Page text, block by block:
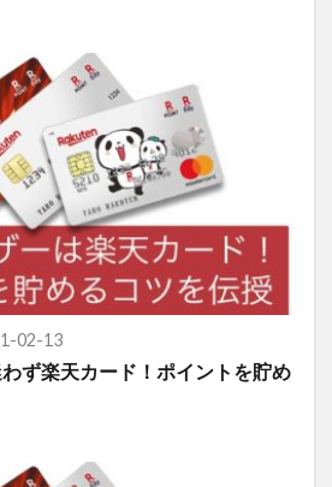
02-13
ず楽天カード！ポイントを貯め